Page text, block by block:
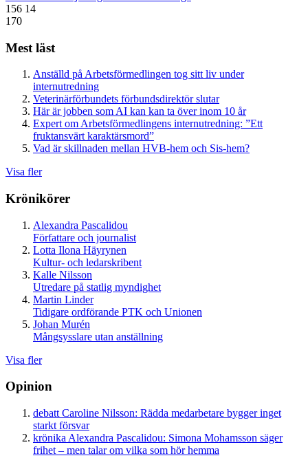
156 14
170
Mest läst
Anställd på Arbetsförmedlingen tog sitt liv under
internutredning
Veterinärförbundets förbundsdirektör slutar
Här är jobben som AI kan kan ta över inom 10 år
Expert om Arbetsförmedlingens internutredning: ”Ett
fruktansvärt karaktärsmord”
Vad är skillnaden mellan HVB-hem och Sis-hem?
Visa fler
Krönikörer
Alexandra Pascalidou
Författare och journalist
Lotta Ilona Häyrynen
Kultur- och ledarskribent
Kalle Nilsson
Utredare på statlig myndighet
Martin Linder
Tidigare ordförande PTK och Unionen
Johan Murén
Mångsysslare utan anställning
Visa fler
Opinion
debatt Caroline Nilsson: Rädda medarbetare bygger inget
starkt försvar
krönika Alexandra Pascalidou: Simona Mohamsson säger
frihet – men talar om vilka som hör hemma